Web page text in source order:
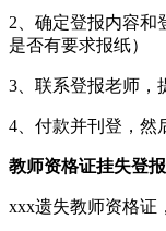
2、确定登报内容和
是否有要求报纸）
3、联系登报老师，
4、付款并刊登，然
教师资格证挂失登报
xxx遗失教师资格证